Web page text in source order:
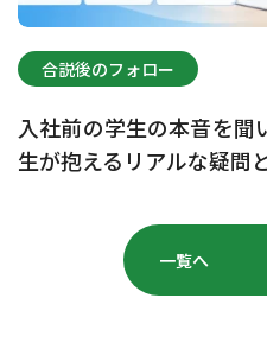
合説後のフォロー
入社前の学生の本音を
生が抱えるリアルな疑問
一覧へ